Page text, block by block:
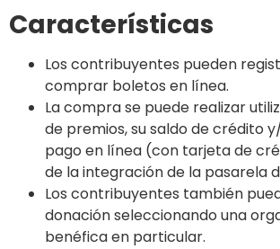
Características
Los contribuyentes pueden
comprar boletos en línea.
La compra se puede realizar
de premios, su saldo de crédito
pago en línea (con tarjeta de
de la integración de la pasarela
Los contribuyentes también
donación seleccionando una
benéfica en particular.